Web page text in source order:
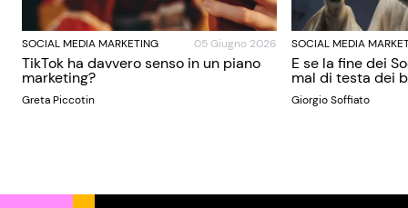
SOCIAL MEDIA MARKETING 05 Giugno 2026
TikTok ha davvero senso in un piano
marketing?
Greta Piccotin
SOCIAL MEDIA
E se la fine dei
mal di testa dei
Giorgio Soffiato